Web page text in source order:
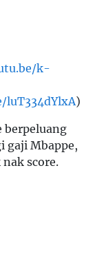
k-
)
berpeluang
gaji Mbappe,
score.